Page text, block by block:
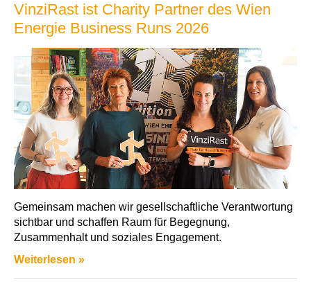
VinziRast ist Charity Partner des Wien
Energie Business Runs 2026
Gemeinsam machen wir gesellschaftliche Verantwortung
sichtbar und schaffen Raum für Begegnung,
Zusammenhalt und soziales Engagement.
Weiterlesen »